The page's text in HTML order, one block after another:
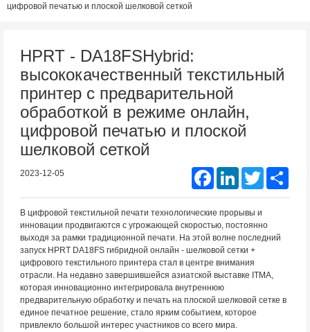
цифровой печатью и плоской шелковой сеткой
HPRT - DA18FSHybrid:
высококачественный текстильный
принтер с предварительной
обработкой в режиме онлайн,
цифровой печатью и плоской
шелковой сеткой
2023-12-05 FacebookLinkedIn Twitter
В цифровой текстильной печати технологические прорывы и
инновации продвигаются с угрожающей скоростью, постоянно
выходя за рамки традиционной печати. На этой волне последний
запуск HPRT DA18FS гибридной онлайн - шелковой сетки +
цифрового текстильного принтера стал в центре внимания
отрасли. На недавно завершившейся азиатской выставке ITMA,
которая инновационно интегрировала внутреннюю
предварительную обработку и печать на плоской шелковой сетке в
единое печатное решение, стало ярким событием, которое
привлекло большой интерес участников со всего мира.